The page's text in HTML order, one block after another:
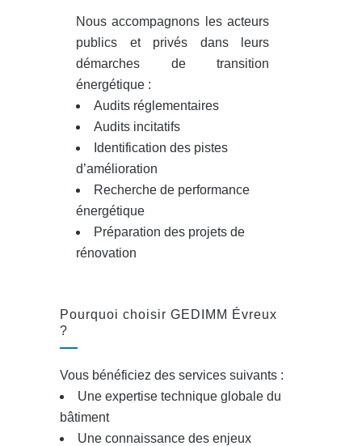
Nous accompagnons les acteurs
publics et privés dans leurs
démarches de transition
énergétique :
Audits réglementaires
Audits incitatifs
Identification des pistes
d’amélioration
Recherche de performance
énergétique
Préparation des projets de
rénovation
Pourquoi choisir GEDIMM Évreux
?
Vous bénéficiez des services suivants :
Une expertise technique globale du
bâtiment
Une connaissance des enjeux